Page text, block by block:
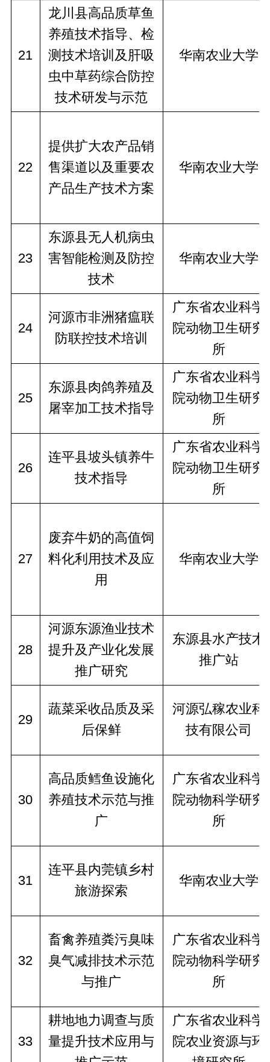
21
龙川县高品质草鱼
养殖技术指导、检
测技术培训及肝吸
虫中草药综合防控
技术研发与示范
华南农业大学
22
提供扩大农产品销
售渠道以及重要农
产品生产技术方案
华南农业大学
23
东源县无人机病虫
害智能检测及防控
技术
华南农业大学
24
河源市非洲猪瘟联
防联控技术培训
广东省农业科学
院动物卫生研究
所
25
东源县肉鸽养殖及
屠宰加工技术指导
广东省农业科学
院动物卫生研究
所
26
连平县坡头镇养牛
技术指导
广东省农业科学
院动物卫生研究
所
27
废弃牛奶的高值饲
料化利用技术及应
用
华南农业大学
28
河源东源渔业技术
提升及产业化发展
推广研究
东源县水产技术
推广站
29
蔬菜采收品质及采
后保鲜
河源弘稼农业科
技有限公司
30
高品质鳕鱼设施化
养殖技术示范与推
广
广东省农业科学
院动物科学研究
所
31
连平县内莞镇乡村
旅游探索
华南农业大学
32
畜禽养殖粪污臭味
臭气减排技术示范
与推广
广东省农业科学
院动物科学研究
所
33
耕地地力调查与质
量提升技术应用与
广东省农业科学
院农业资源与环